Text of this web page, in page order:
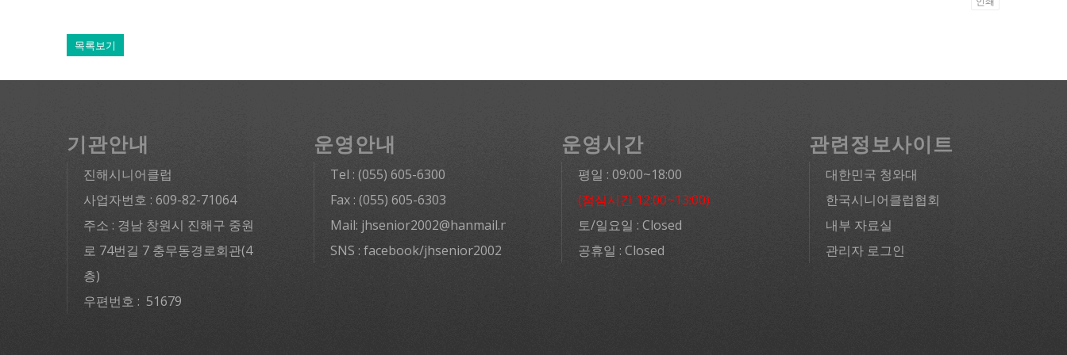
목록보기
기관안내
진해시니어클럽
사업자번호 : 609-82-71064
주소 : 경남 창원시 진해구 중원
로 74번길 7 충무동경로회관(4
층)
우편번호 : 51679
운영안내
Tel : (055) 605-6300
Fax : (055) 605-6303
Mail: jhsenior2002@hanmail.net
SNS : facebook/jhsenior2002
운영시간
평일 : 09:00~18:00
(점심시간 12:00~13:00)
토/일요일 : Closed
공휴일 : Closed
관련정보사이트
대한민국 청와대
한국시니어클럽협회
내부 자료실
관리자 로그인